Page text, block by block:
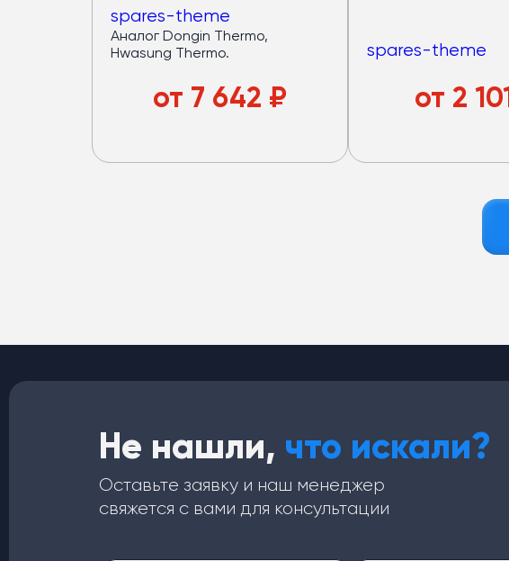
spares-theme
Аналог Dongin Thermo,
Hwasung Thermo.
от 7 642 ₽
spares-theme
от 2 101
Не нашли, что искали?
Оставьте заявку и наш менеджер
свяжется с вами для консультации